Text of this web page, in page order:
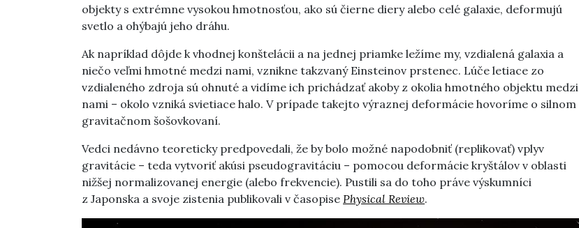
objekty s extrémne vysokou hmotnosťou, ako sú čierne diery alebo celé galaxie, deformujú
svetlo a ohýbajú jeho dráhu.
Ak napríklad dôjde k vhodnej konštelácii a na jednej priamke ležíme my, vzdialená galaxia a
niečo veľmi hmotné medzi nami, vznikne takzvaný Einsteinov prstenec. Lúče letiace zo
vzdialeného zdroja sú ohnuté a vidíme ich prichádzať akoby z okolia hmotného objektu medzi
nami – okolo vzniká svietiace halo. V prípade takejto výraznej deformácie hovoríme o silnom
gravitačnom šošovkovaní.
Vedci nedávno teoreticky predpovedali, že by bolo možné napodobniť (replikovať) vplyv
gravitácie – teda vytvoriť akúsi pseudogravitáciu – pomocou deformácie kryštálov v oblasti
nižšej normalizovanej energie (alebo frekvencie). Pustili sa do toho práve výskumníci
z Japonska a svoje zistenia publikovali v časopise Physical Review.